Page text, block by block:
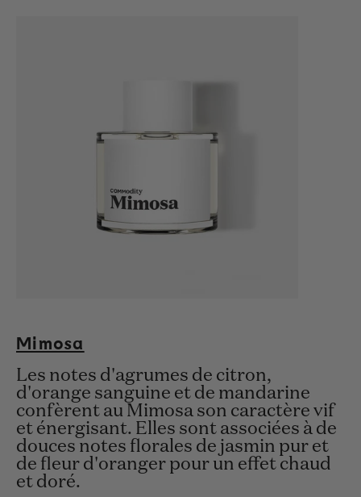
Mimosa
Les notes d'agrumes de citron,
d'orange sanguine et de mandarine
confèrent au Mimosa son caractère vif
et énergisant. Elles sont associées à de
douces notes florales de jasmin pur et
de fleur d'oranger pour un effet chaud
et doré.